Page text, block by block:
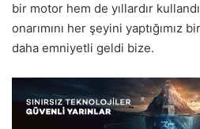
bir motor hem de yıllardır
onarımını her şeyini yaptığımız
daha emniyetli geldi bize.